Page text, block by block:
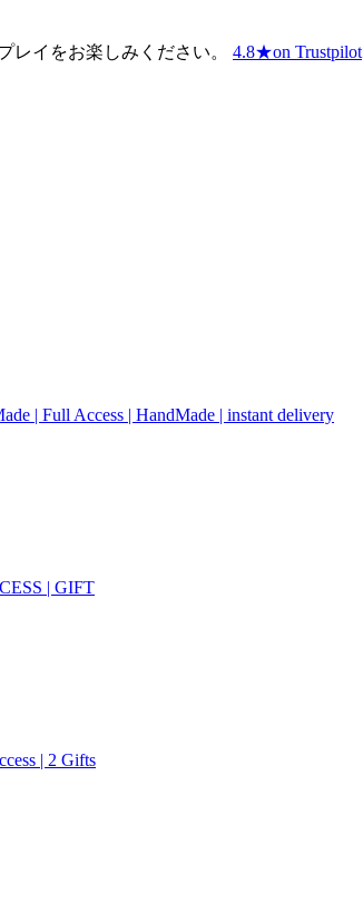
レイをお楽しみください。 4.8★on Trustpilot
| Full Access | HandMade | instant delivery
| GIFT
| 2 Gifts